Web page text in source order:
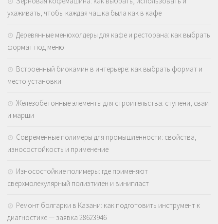
ухаживать, чтобы каждая чашка была как в кафе
Деревянные менюхолдеры для кафе и ресторана: как выбрать
формат под меню
Встроенный биокамин в интерьере: как выбрать формат и
место установки
Железобетонные элементы для строительства: ступени, сваи
и марши
Современные полимеры для промышленности: свойства,
износостойкость и применение
Износостойкие полимеры: где применяют
сверхмолекулярный полиэтилен и винипласт
Ремонт болгарки в Казани: как подготовить инструмент к
диагностике — заявка 28623946